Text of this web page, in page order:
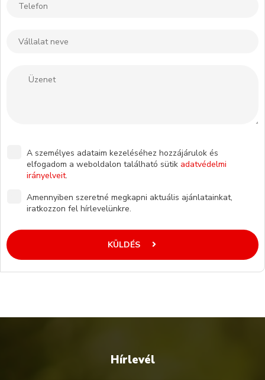
A személyes adataim kezeléséhez hozzájárulok és
elfogadom a weboldalon található sütik adatvédelmi
irányelveit.
Amennyiben szeretné megkapni aktuális ajánlatainkat,
iratkozzon fel hírlevelünkre.
KÜLDÉS
Hírlevél